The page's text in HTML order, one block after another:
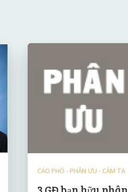
CÁO PHÓ - PHÂN ƯU - CẢM TẠ